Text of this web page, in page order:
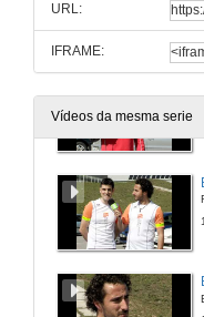
URL:
IFRAME:
Vídeos da mesma serie